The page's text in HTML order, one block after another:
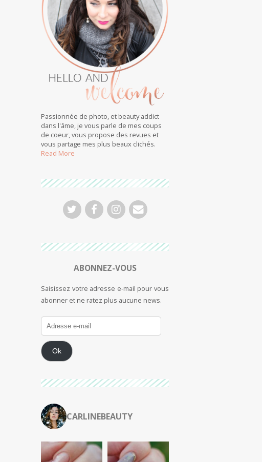
Passionnée de photo, et beauty addict
dans l'âme, je vous parle de mes coups
de coeur, vous propose des revues et
vous partage mes plus beaux clichés.
Read More
ABONNEZ-VOUS
Saisissez votre adresse e-mail pour vous
abonner et ne ratez plus aucune news.
Ok
CARLINEBEAUTY